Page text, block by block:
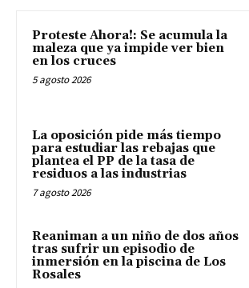
Proteste Ahora!: Se acumula la
maleza que ya impide ver bien
en los cruces
5 agosto 2026
La oposición pide más tiempo
para estudiar las rebajas que
plantea el PP de la tasa de
residuos a las industrias
7 agosto 2026
Reaniman a un niño de dos años
tras sufrir un episodio de
inmersión en la piscina de Los
Rosales